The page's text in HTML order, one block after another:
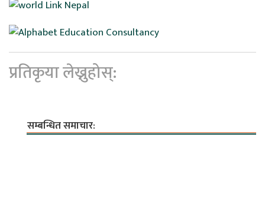
प्रतिकृया लेख्नुहोस्:
सम्बन्धित समाचार: